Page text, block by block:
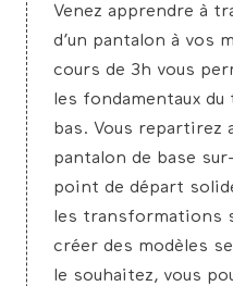
Venez apprendre à
d’un pantalon à vos
cours de 3h vous
les fondamentaux du
bas. Vous repartirez
pantalon de base
point de départ
les transformations
créer des modèles
le souhaitez, vous